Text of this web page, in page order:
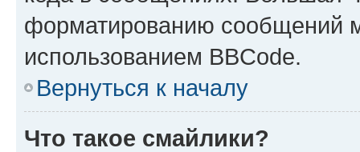
форматированию сообщений
использованием BBCode.
Вернуться к началу
Что такое смайлики?